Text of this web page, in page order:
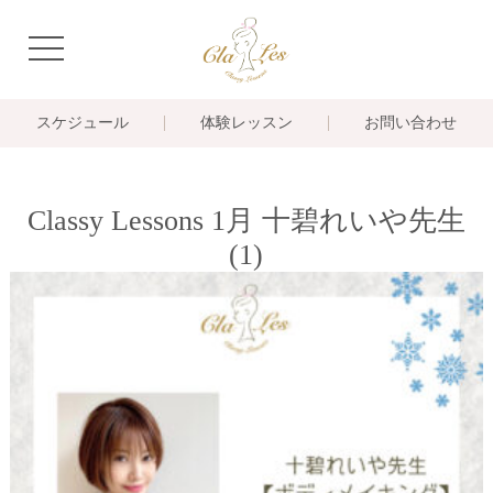
navigation
スケジュール 体験レッスン お問い合わせ
Classy Lessons 1月 十碧れいや先生
(1)